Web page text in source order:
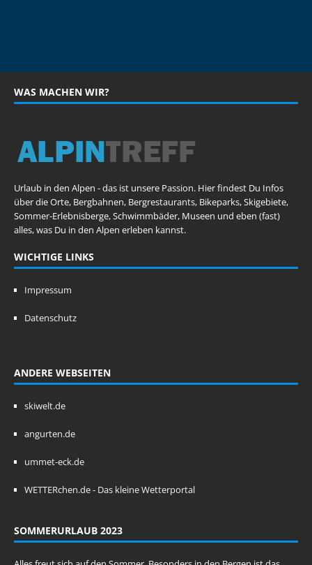
WAS MACHEN WIR?
Urlaub in den Alpen - das ist unsere Passion. Hier findest Du Infos
über die Orte, Bergbahnen, Bergrestaurants, Bikeparks, Skigebiete,
Sommer-Erlebnisberge, Schwimmbäder, Museen und eben (fast)
alles, was Du in den Alpen erleben kannst.
WICHTIGE LINKS
Impressum
Datenschutz
ANDERE WEBSEITEN
skiwelt.de
angurten.de
ummet-eck.de
WETTERchen.de - Das kleine Wetterportal
SOMMERURLAUB 2023